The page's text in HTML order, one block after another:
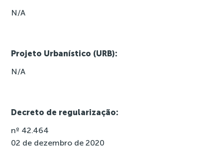
N/A
Projeto Urbanístico (URB):
N/A
Decreto de regularização:
nº 42.464
02 de dezembro de 2020